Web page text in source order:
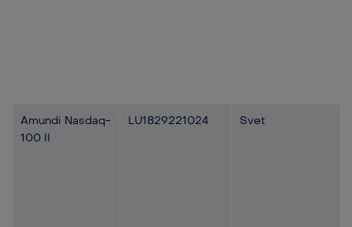
Amundi Nasdaq-
100 II
LU1829221024 Svet